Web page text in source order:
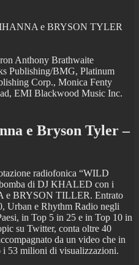
e BRYSON TYLER
Anthony Brathwaite
Publishing/BMG, Platinum
Corp., Monica Fenty
EMI Blackwood Music Inc.
e Bryson Tyler –
radiofonica “WILD
di DJ KHALED con i
e BRYSON TILLER. Entrato
Urban e Rhythm Radio negli
in Top 5 in 25 e in Top 10 in
su Twitter, conta oltre 40
da un video che in
i 53 milioni di visualizzazioni.